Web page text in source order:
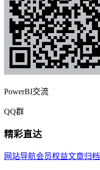
PowerBI交流
QQ群
精彩直达
网站导航会员权益文章归档